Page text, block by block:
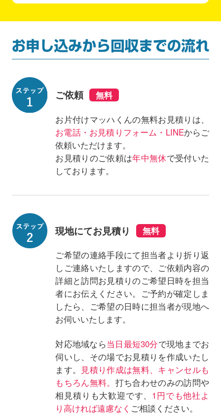
ご依頼
お片付けマッハくんの無料お見積りは、
お電話・お見積りフォーム・LINEからご
依頼いただけます。
お見積りのご依頼は年中無休で受付いた
しております。
現地にてお見積り
ご希望の連絡手段にて担当者より折り返
しご連絡いたしますので、ご依頼内容の
詳細と訪問お見積りのご希望日時を担当
者にお伝えください。ご予約が確定しま
したら、ご希望の日時に担当者が現地へ
お伺いいたします。
対応地域なら当日最短30分で現地までお
伺いし、その場でお見積りを作成いたし
ます。 見積り作成は無料、キャンセルも
もちろん無料。 打ち合わせのみの訪問や
相見積りも大歓迎です、 1円でも他社よ
り高ければ遠慮なく ご相談ください。